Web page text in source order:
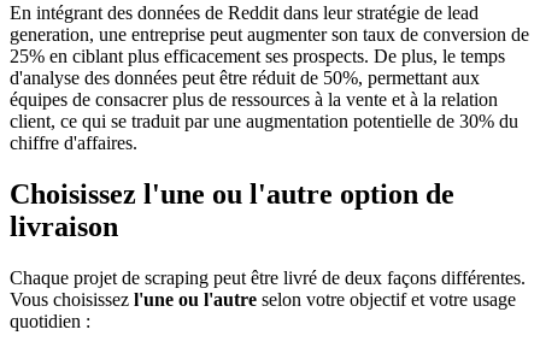
En intégrant des données de Reddit dans leur stratégie de lead
generation, une entreprise peut augmenter son taux de conversion de
25% en ciblant plus efficacement ses prospects. De plus, le temps
d'analyse des données peut être réduit de 50%, permettant aux
équipes de consacrer plus de ressources à la vente et à la relation
client, ce qui se traduit par une augmentation potentielle de 30% du
chiffre d'affaires.
Choisissez l'une ou l'autre option de
livraison
Chaque projet de scraping peut être livré de deux façons différentes.
Vous choisissez l'une ou l'autre selon votre objectif et votre usage
quotidien :